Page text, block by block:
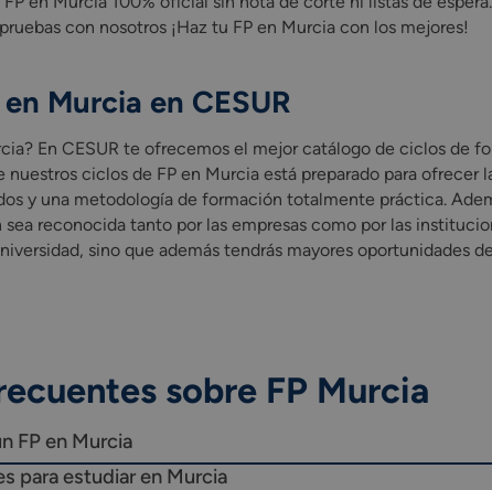
con nosotros ¡Haz tu FP en Murcia con los mejores!
Murcia en CESUR
En CESUR te ofrecemos el mejor catálogo de ciclos
nuestros ciclos de FP en Murcia está preparado para
y una metodología de formación totalmente práctica.
reconocida tanto por las empresas como por las
sino que además tendrás mayores oportunidades
sobre FP Murcia
FP en Murcia
para estudiar en Murcia